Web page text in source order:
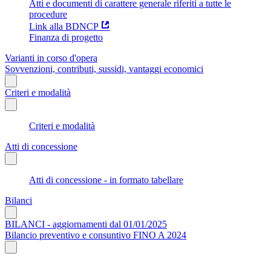
Atti e documenti di carattere generale riferiti a tutte le
procedure
Link alla BDNCP
Finanza di progetto
Varianti in corso d'opera
Sovvenzioni, contributi, sussidi, vantaggi economici
Criteri e modalità
Criteri e modalità
Atti di concessione
Atti di concessione - in formato tabellare
Bilanci
BILANCI - aggiornamenti dal 01/01/2025
Bilancio preventivo e consuntivo FINO A 2024